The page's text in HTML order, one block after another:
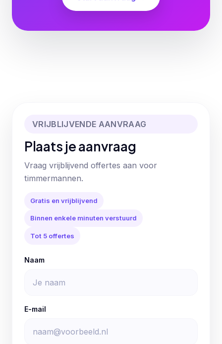
VRIJBLIJVENDE AANVRAAG
Plaats je aanvraag
Vraag vrijblijvend offertes aan voor
timmermannen.
Gratis en vrijblijvend
Binnen enkele minuten verstuurd
Tot 5 offertes
Naam
E-mail